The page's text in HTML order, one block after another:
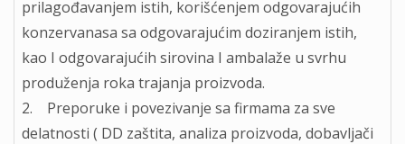
prilagođavanjem istih, korišćenjem odgovarajućih
konzervanasa sa odgovarajućim doziranjem istih,
kao I odgovarajućih sirovina I ambalaže u svrhu
produženja roka trajanja proizvoda.
2. Preporuke i povezivanje sa firmama za sve
delatnosti ( DD zaštita, analiza proizvoda, dobavljači